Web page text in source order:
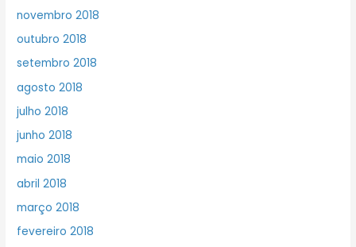
novembro 2018
outubro 2018
setembro 2018
agosto 2018
julho 2018
junho 2018
maio 2018
abril 2018
março 2018
fevereiro 2018